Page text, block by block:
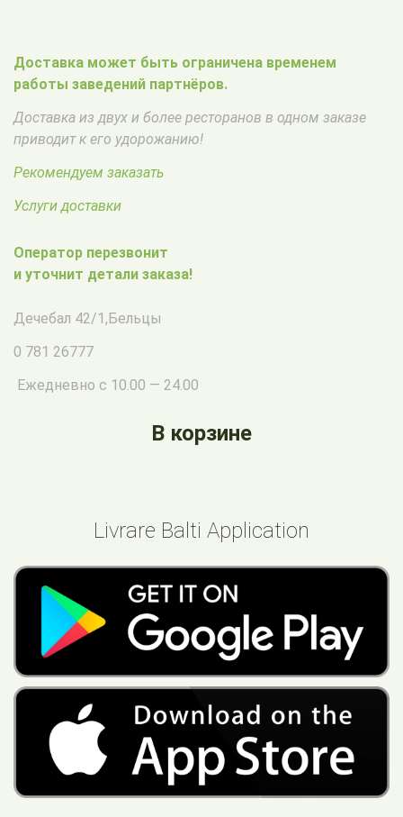
Доставка может быть ограничена временем
работы заведений партнёров.
Доставка из двух и более ресторанов в одном заказе
приводит к его удорожанию!
Рекомендуем заказать
Услуги доставки
Оператор перезвонит
и уточнит детали заказа!
Дечебал 42/1,Бельцы
0 781 26777
Ежедневно с 10.00 — 24.00
В корзине
Livrare Balti Application